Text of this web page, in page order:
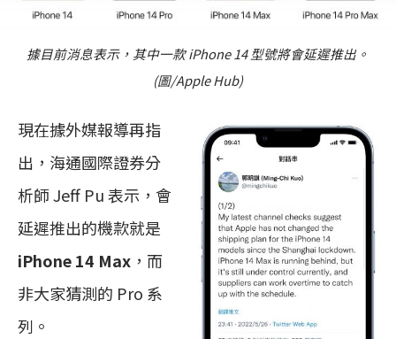
據目前消息表示，其中一款 iPhone 14 型號將會延遲推出。
(圖/Apple Hub)
現在據外媒報導再指
出，海通國際證券分
析師 Jeff Pu 表示，會
延遲推出的機款就是
iPhone 14 Max ，而
非大家猜測的 Pro 系
列。